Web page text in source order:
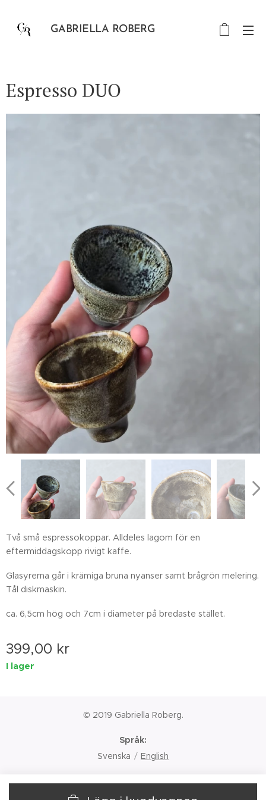
GABRIELLA ROBERG
Espresso DUO
Två små espressokoppar. Alldeles lagom för en
eftermiddagskopp rivigt kaffe.
Glasyrerna går i krämiga bruna nyanser samt brågrön melering.
Tål diskmaskin.
ca. 6,5cm hög och 7cm i diameter på bredaste stället.
399,00 kr
I lager
© 2019 Gabriella Roberg.
Språk
Svenska
English